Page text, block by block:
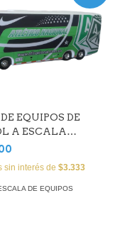
EQUIPOS DE
A ESCALA
Nacional)
sin interés de $3.333
DE EQUIPOS